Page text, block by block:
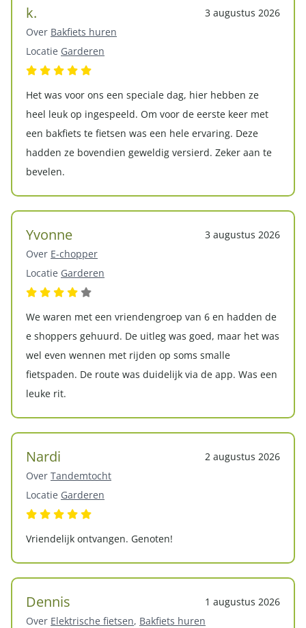
k.
3 augustus 2026
Over Bakfiets huren
Locatie Garderen
Het was voor ons een speciale dag, hier hebben ze
heel leuk op ingespeeld. Om voor de eerste keer met
een bakfiets te fietsen was een hele ervaring. Deze
hadden ze bovendien geweldig versierd. Zeker aan te
bevelen.
Yvonne
3 augustus 2026
Over E-chopper
Locatie Garderen
We waren met een vriendengroep van 6 en hadden de
e shoppers gehuurd. De uitleg was goed, maar het was
wel even wennen met rijden op soms smalle
fietspaden. De route was duidelijk via de app. Was een
leuke rit.
Nardi
2 augustus 2026
Over Tandemtocht
Locatie Garderen
Vriendelijk ontvangen. Genoten!
Dennis
1 augustus 2026
Over Elektrische fietsen, Bakfiets huren